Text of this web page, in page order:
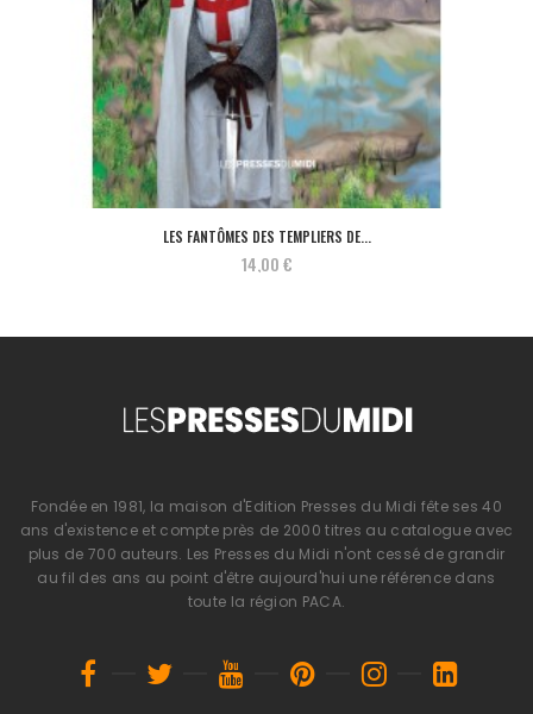
LES FANTÔMES DES TEMPLIERS DE...
14,00 €
Fondée en 1981, la maison d'Edition Presses du Midi fête ses 40
ans d'existence et compte près de 2000 titres au catalogue avec
plus de 700 auteurs. Les Presses du Midi n'ont cessé de grandir
au fil des ans au point d'être aujourd'hui une référence dans
toute la région PACA.